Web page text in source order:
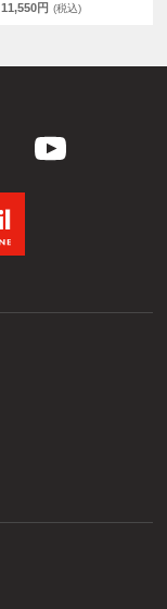
11,550円 (税込)